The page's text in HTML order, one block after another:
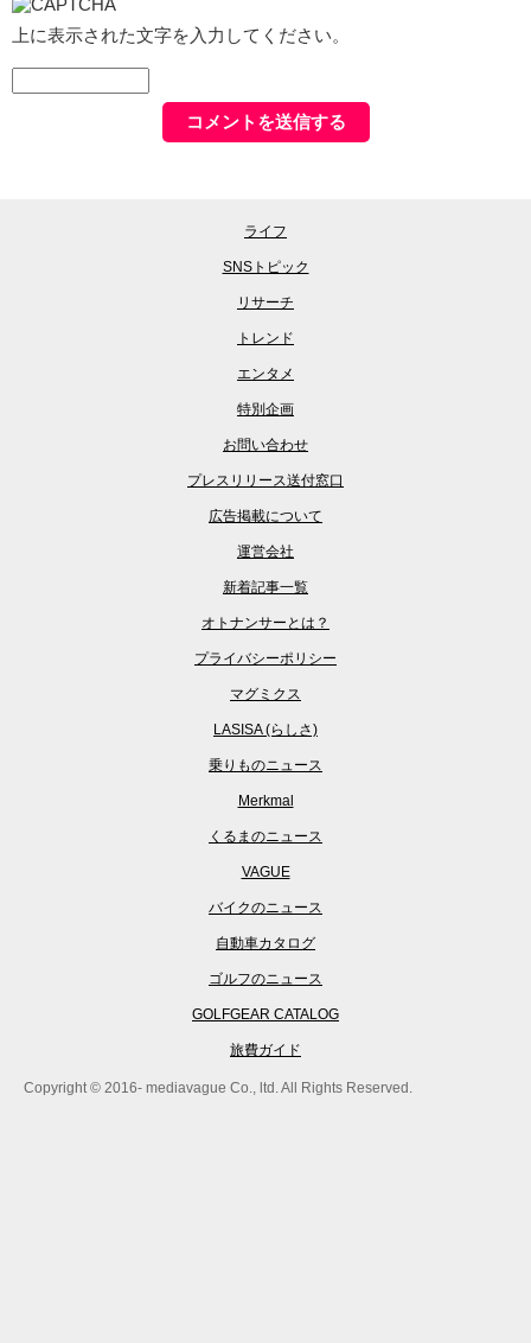
上に表示された文字を入力してください。
ライフ
SNSトピック
リサーチ
トレンド
エンタメ
特別企画
お問い合わせ
プレスリリース送付窓口
広告掲載について
運営会社
新着記事一覧
オトナンサーとは？
プライバシーポリシー
マグミクス
LASISA (らしさ)
乗りものニュース
Merkmal
くるまのニュース
VAGUE
バイクのニュース
自動車カタログ
ゴルフのニュース
GOLFGEAR CATALOG
旅費ガイド
Copyright © 2016- mediavague Co., ltd. All Rights Reserved.